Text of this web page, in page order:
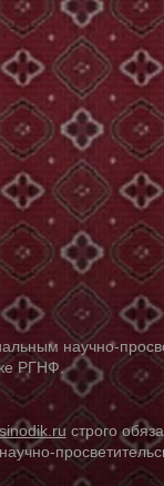
научно-
РГНФ.
строго